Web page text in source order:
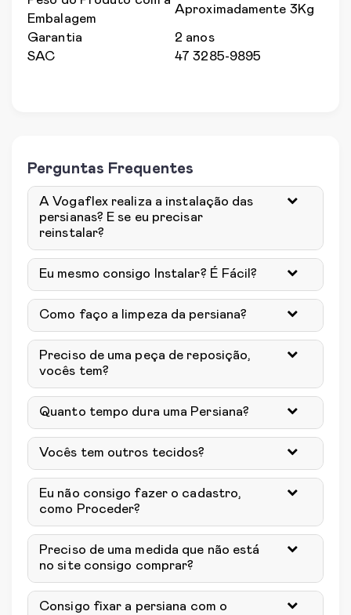
Embalagem
Aproximadamente 3Kg
Garantia
2 anos
SAC
47 3285-9895
Perguntas Frequentes
A Vogaflex realiza a instalação das
persianas? E se eu precisar
reinstalar?
Eu mesmo consigo Instalar? É Fácil?
Como faço a limpeza da persiana?
Preciso de uma peça de reposição,
vocês tem?
Quanto tempo dura uma Persiana?
Vocês tem outros tecidos?
Eu não consigo fazer o cadastro,
como Proceder?
Preciso de uma medida que não está
no site consigo comprar?
Consigo fixar a persiana com o